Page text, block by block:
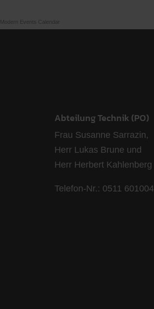
Modern Events Calendar
Abteilung Technik (PO)
Frau Susanne Sarrazin,
Herr Lukas Brune und
Herr Herbert Kahlenberg
Telefon-Nr.: 0511 601004